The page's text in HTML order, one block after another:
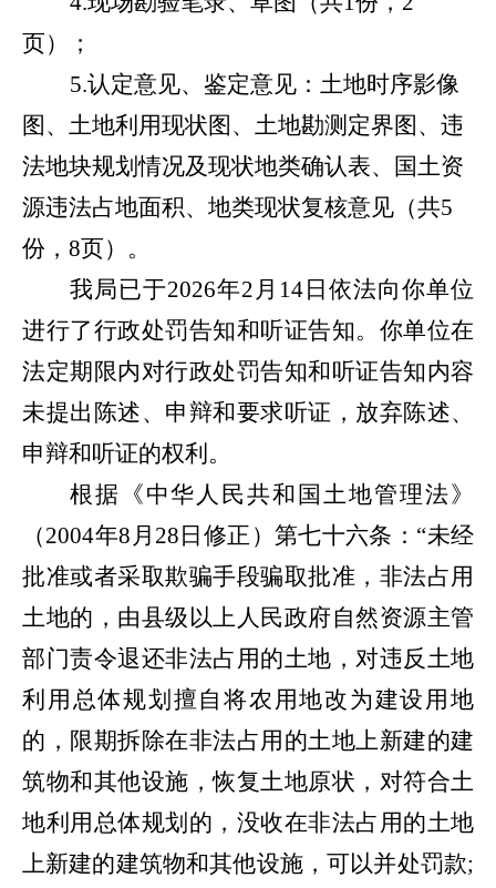
页）；
5.认定意见、鉴定意见：土地时序影像
图、土地利用现状图、 土地勘测定界图 、违
法地块规划情况及现状地类确认表、国土资
源违法占地面积、地类现状复核意见（共5
份， 8页）。
我局已于2026年2月14日依法向你单位
进行了行政处罚告知和听证告知。你单位在
法定期限内对行政处罚告知和听证告知内容
未提出陈述、申辩和要求听证，放弃陈述、
申辩和听证的权利。
根据《中华人民共和国土地管理法》
（2004年8月28日修正）第七十六条：“未经
批准或者采取欺骗手段骗取批准，非法占用
土地的，由县级以上人民政府自然资源主管
部门责令退还非法占用的土地，对违反土地
利用总体规划擅自将农用地改为建设用地
的，限期拆除在非法占用的土地上新建的建
筑物和其他设施，恢复土地原状，对符合土
地利用总体规划的，没收在非法占用的土地
上新建的建筑物和其他设施，可以并处罚款;